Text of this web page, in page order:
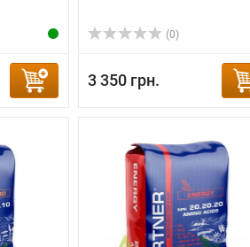
(0)
3 350 грн.